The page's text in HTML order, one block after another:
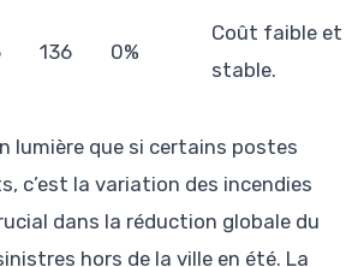
136 0%
Coût faible et
stable.
lumière que si certains postes
c’est la variation des incendies
dans la réduction globale du
hors de la ville en été. La